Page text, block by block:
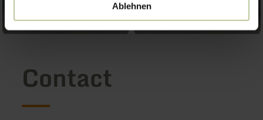
Ablehnen
Contact